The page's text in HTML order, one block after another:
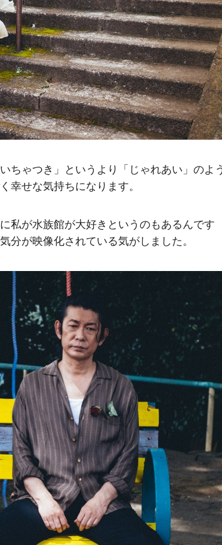
ちゃつき」というより「じゃれあい」のよ
幸せな気持ちになります。
私が水族館が大好きというのもあるんです
分が映像化されている気がしました。